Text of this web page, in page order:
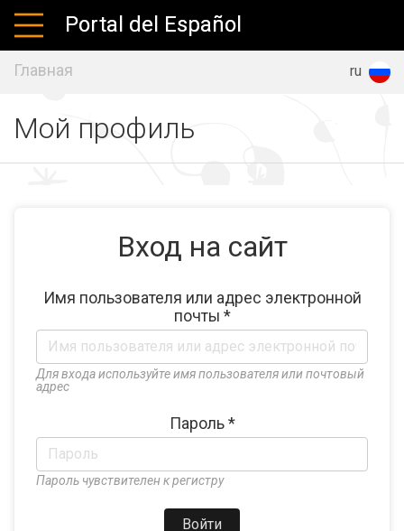
Portal del Español
Главная ru
Мой профиль
Вход на сайт
Имя пользователя или адрес электронной
почты *
Для входа используйте имя пользователя или почтовый
адрес
Пароль *
Пароль чувствителен к регистру